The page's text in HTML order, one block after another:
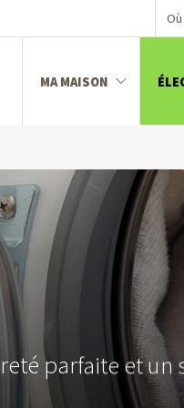
MA MAISON
parfaite et